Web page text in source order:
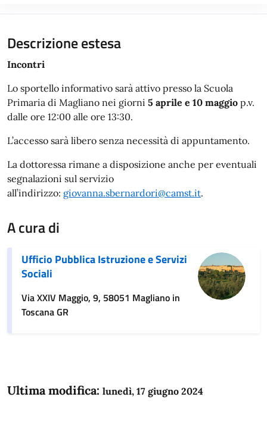
Descrizione estesa
Incontri
Lo sportello informativo sarà attivo presso la Scuola
Primaria di Magliano nei giorni 5 aprile e 10 maggio p.v.
dalle ore 12:00 alle ore 13:30.
L’accesso sarà libero senza necessità di appuntamento.
La dottoressa rimane a disposizione anche per eventuali
segnalazioni sul servizio
all’indirizzo: giovanna.sbernardori@camst.it.
A cura di
Ufficio Pubblica Istruzione e Servizi
Sociali
Via XXIV Maggio, 9, 58051 Magliano in
Toscana GR
Ultima modifica: lunedì, 17 giugno 2024